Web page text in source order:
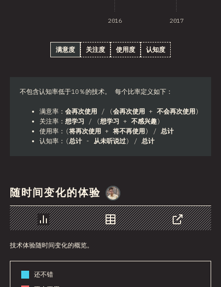
2016 2017
满意度 关注度 使用度 认知度
不包含认知率低于10％的技术。 每个比率定义如下：
满意率： 会再次使用 / (会再次使用 + 不会再次使用)
关注率： 想学习 / (想学习 + 不感兴趣)
使用率：(将再次使用 + 将不再使用) / 总计
认知率：(总计- 从未听说过) / 总计
随时间变化的体验
图表 数据
分享
技术体验随时间变化的概览。
还不错